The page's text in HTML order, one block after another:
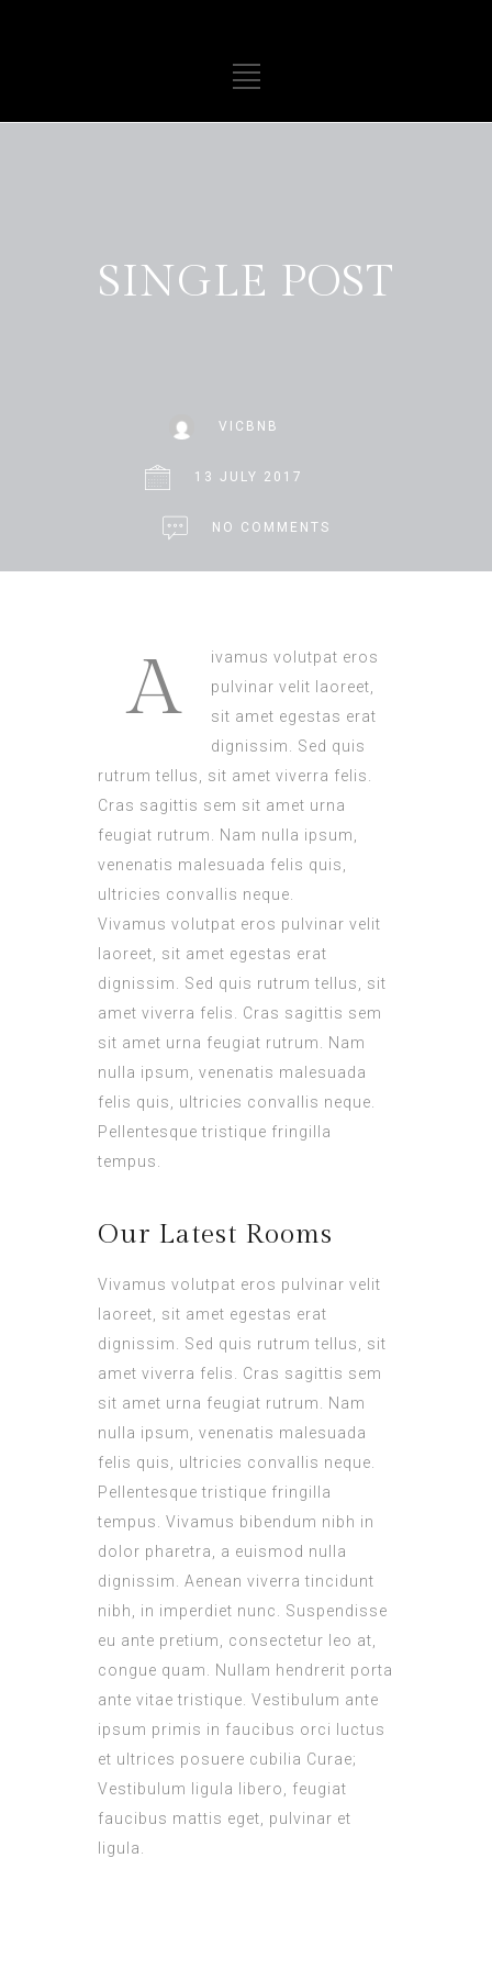
SINGLE POST
VICBNB
13 JULY 2017
NO COMMENTS
A
ivamus volutpat eros
pulvinar velit laoreet,
sit amet egestas erat
dignissim. Sed quis
rutrum tellus, sit amet viverra felis.
Cras sagittis sem sit amet urna
feugiat rutrum. Nam nulla ipsum,
venenatis malesuada felis quis,
ultricies convallis neque.
Vivamus volutpat eros pulvinar velit
laoreet, sit amet egestas erat
dignissim. Sed quis rutrum tellus, sit
amet viverra felis. Cras sagittis sem
sit amet urna feugiat rutrum. Nam
nulla ipsum, venenatis malesuada
felis quis, ultricies convallis neque.
Pellentesque tristique fringilla
tempus.
Our Latest Rooms
Vivamus volutpat eros pulvinar velit
laoreet, sit amet egestas erat
dignissim. Sed quis rutrum tellus, sit
amet viverra felis. Cras sagittis sem
sit amet urna feugiat rutrum. Nam
nulla ipsum, venenatis malesuada
felis quis, ultricies convallis neque.
Pellentesque tristique fringilla
tempus. Vivamus bibendum nibh in
dolor pharetra, a euismod nulla
dignissim. Aenean viverra tincidunt
nibh, in imperdiet nunc. Suspendisse
eu ante pretium, consectetur leo at,
congue quam. Nullam hendrerit porta
ante vitae tristique. Vestibulum ante
ipsum primis in faucibus orci luctus
et ultrices posuere cubilia Curae;
Vestibulum ligula libero, feugiat
faucibus mattis eget, pulvinar et
ligula.